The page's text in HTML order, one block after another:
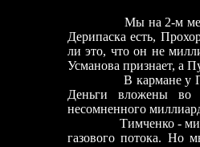
Мы на 2-м
Дерипаска есть,
ли это, что он не
Усманова признает, а
В кармане у
Деньги вложены во
несомненного
Тимченко -
газового потока. Но